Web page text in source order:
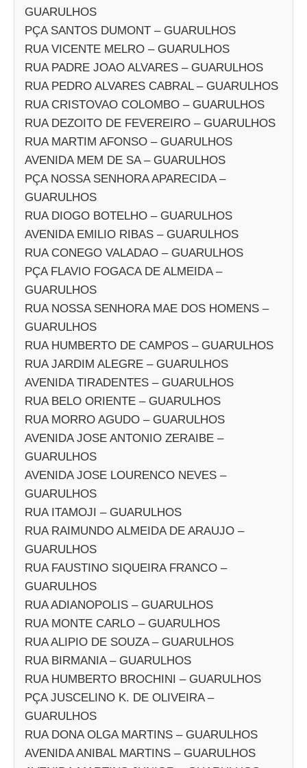
GUARULHOS
PÇA SANTOS DUMONT – GUARULHOS
RUA VICENTE MELRO – GUARULHOS
RUA PADRE JOAO ALVARES – GUARULHOS
RUA PEDRO ALVARES CABRAL – GUARULHOS
RUA CRISTOVAO COLOMBO – GUARULHOS
RUA DEZOITO DE FEVEREIRO – GUARULHOS
RUA MARTIM AFONSO – GUARULHOS
AVENIDA MEM DE SA – GUARULHOS
PÇA NOSSA SENHORA APARECIDA –
GUARULHOS
RUA DIOGO BOTELHO – GUARULHOS
AVENIDA EMILIO RIBAS – GUARULHOS
RUA CONEGO VALADAO – GUARULHOS
PÇA FLAVIO FOGACA DE ALMEIDA –
GUARULHOS
RUA NOSSA SENHORA MAE DOS HOMENS –
GUARULHOS
RUA HUMBERTO DE CAMPOS – GUARULHOS
RUA JARDIM ALEGRE – GUARULHOS
AVENIDA TIRADENTES – GUARULHOS
RUA BELO ORIENTE – GUARULHOS
RUA MORRO AGUDO – GUARULHOS
AVENIDA JOSE ANTONIO ZERAIBE –
GUARULHOS
AVENIDA JOSE LOURENCO NEVES –
GUARULHOS
RUA ITAMOJI – GUARULHOS
RUA RAIMUNDO ALMEIDA DE ARAUJO –
GUARULHOS
RUA FAUSTINO SIQUEIRA FRANCO –
GUARULHOS
RUA ADIANOPOLIS – GUARULHOS
RUA MONTE CARLO – GUARULHOS
RUA ALIPIO DE SOUZA – GUARULHOS
RUA BIRMANIA – GUARULHOS
RUA HUMBERTO BROCHINI – GUARULHOS
PÇA JUSCELINO K. DE OLIVEIRA –
GUARULHOS
RUA DONA OLGA MARTINS – GUARULHOS
AVENIDA ANIBAL MARTINS – GUARULHOS